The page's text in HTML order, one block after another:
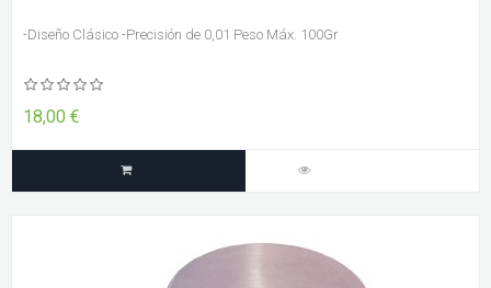
-Diseño Clásico -Precisión de 0,01 Peso Máx. 100Gr
18,00 €